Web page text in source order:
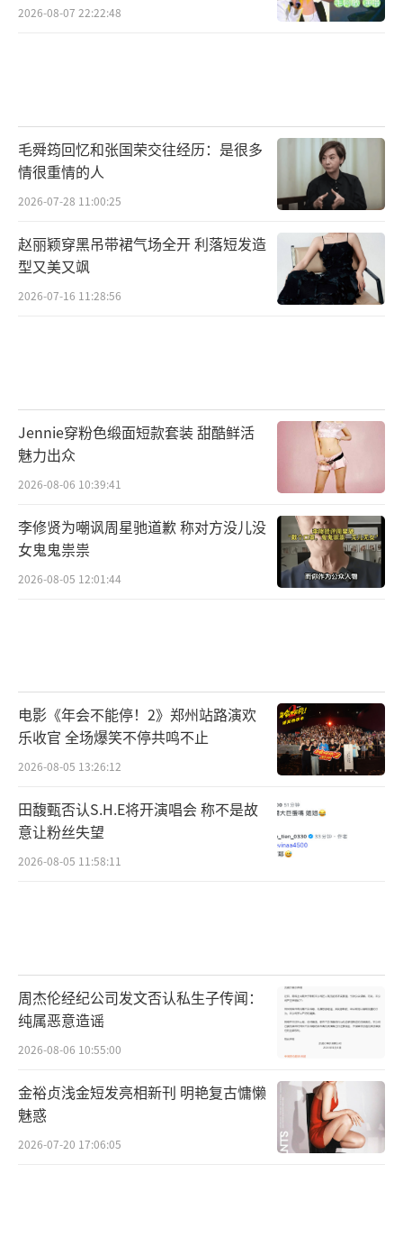
2026-08-07 22:22:48
毛舜筠回忆和张国荣交往经历：是很多
情很重情的人
2026-07-28 11:00:25
赵丽颖穿黑吊带裙气场全开 利落短发造
型又美又飒
2026-07-16 11:28:56
Jennie穿粉色缎面短款套装 甜酷鲜活
魅力出众
2026-08-06 10:39:41
李修贤为嘲讽周星驰道歉 称对方没儿没
女鬼鬼祟祟
2026-08-05 12:01:44
电影《年会不能停！2》郑州站路演欢
乐收官 全场爆笑不停共鸣不止
2026-08-05 13:26:12
田馥甄否认S.H.E将开演唱会 称不是故
意让粉丝失望
2026-08-05 11:58:11
周杰伦经纪公司发文否认私生子传闻：
纯属恶意造谣
2026-08-06 10:55:00
金裕贞浅金短发亮相新刊 明艳复古慵懒
魅惑
2026-07-20 17:06:05